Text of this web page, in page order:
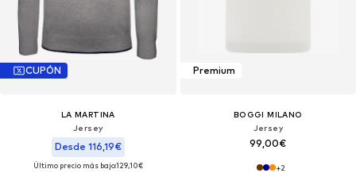
CUPÓN
LA MARTINA
Jersey
Desde 116,19€
Último precio más bajo:129,10€
Premium
BOGGI MILANO
Jersey
99,00€
+2